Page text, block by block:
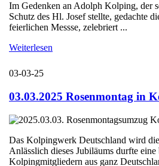
Im Gedenken an Adolph Kolping, der
Schutz des Hl. Josef stellte, gedachte
feierlichen Messse, zelebriert ...
Weiterlesen
03-03-25
03.03.2025 Rosenmontag in
Das Kolpingwerk Deutschland wird
Anlässlich dieses Jubiläums durfte
Kolpingmitgliedern aus ganz